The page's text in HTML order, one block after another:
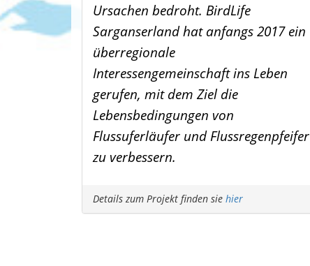
Ursachen bedroht. BirdLife
Sarganserland hat anfangs 2017 ein
überregionale
Interessengemeinschaft ins Leben
gerufen, mit dem Ziel die
Lebensbedingungen von
Flussuferläufer und Flussregenpfeifer
zu verbessern.
Details zum Projekt finden sie hier